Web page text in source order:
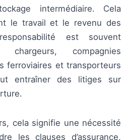
intermédiaire. Cela
le travail et le revenu des
est souvent
chargeurs, compagnies
ferroviaires et transporteurs
entraîner des litiges sur
cela signifie une nécessité
les clauses d’assurance,